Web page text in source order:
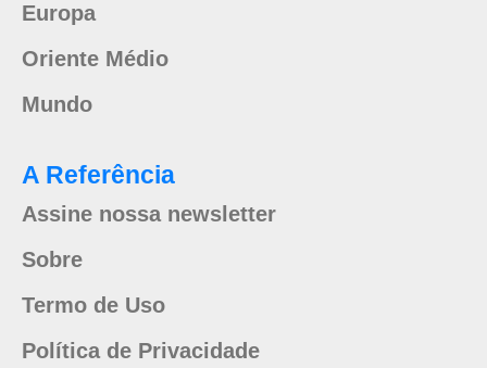
Europa
Oriente Médio
Mundo
A Referência
Assine nossa newsletter
Sobre
Termo de Uso
Política de Privacidade